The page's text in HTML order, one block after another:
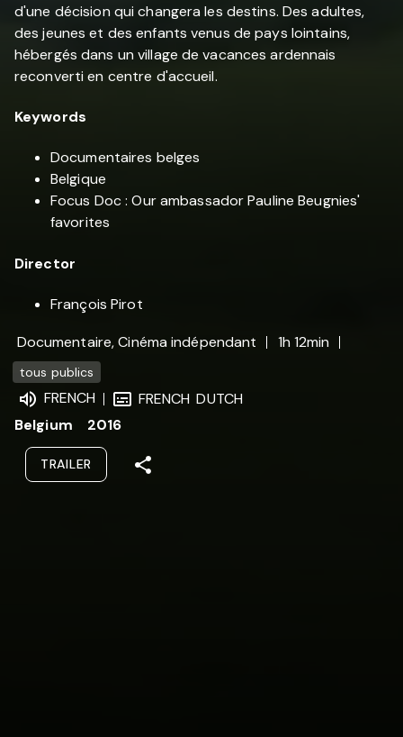
d'une décision qui changera les destins. Des adultes,
des jeunes et des enfants venus de pays lointains,
hébergés dans un village de vacances ardennais
reconverti en centre d'accueil.
Keywords
Documentaires belges
Belgique
Focus Doc : Our ambassador Pauline Beugnies'
favorites
Director
François Pirot
Documentaire, Cinéma indépendant
1h 12min
tous publics
FRENCH FRENCH DUTCH
Belgium
2016
TRAILER